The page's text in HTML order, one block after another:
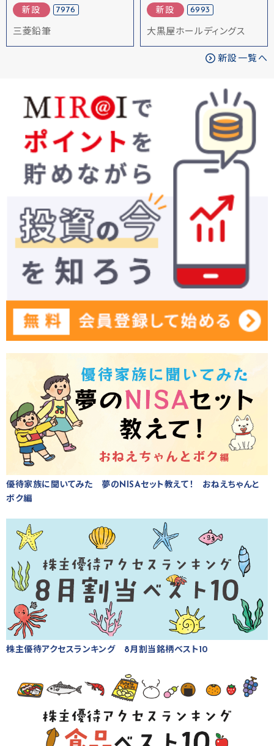
新設 7976
三菱鉛筆
新設 6993
大黒屋ホールディングス
新設一覧へ
優待家族に聞いてみた 夢のNISAセット教えて！ おねえちゃんと
ボク編
株主優待アクセスランキング 8月割当銘柄ベスト10